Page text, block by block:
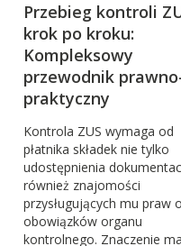
Przebieg kontroli
krok po kroku:
Kompleksowy
przewodnik
praktyczny
Kontrola ZUS wymaga od
płatnika składek nie tylko
udostępnienia
również znajomości
przysługujących mu praw
obowiązków organu
kontrolnego. Znaczenie ma